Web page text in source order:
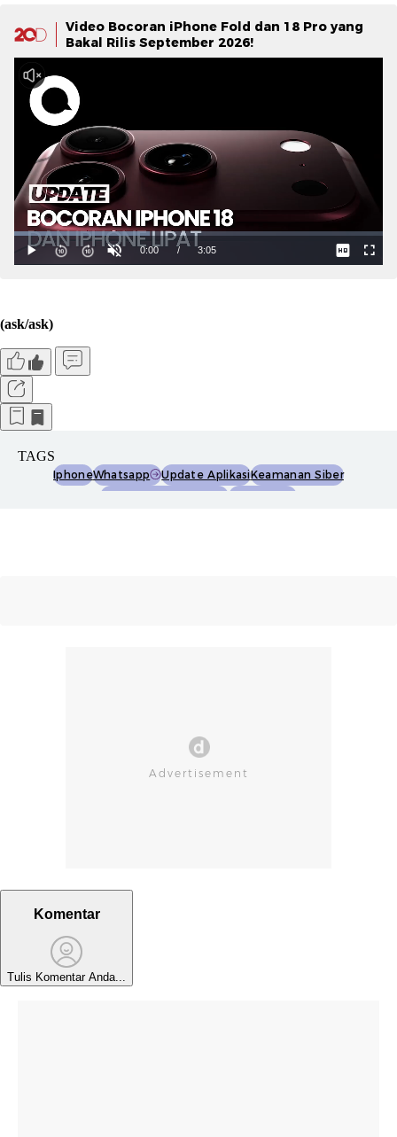
Video Bocoran iPhone Fold dan 18 Pro yang
Bakal Rilis September 2026!
(ask/ask)
TAGS
IphoneWhatsapp Update AplikasiKeamanan Siber
Komentar
Tulis Komentar Anda...